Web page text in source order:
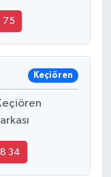
75
Keçiören
34